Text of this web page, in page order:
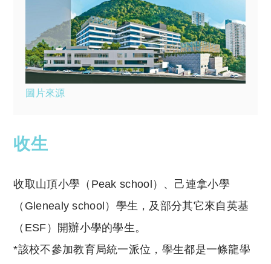
圖片來源
收生
收取山頂小學（Peak school）、己連拿小學
（Glenealy school）學生，及部分其它來自英基
（ESF）開辦小學的學生。
*該校不參加教育局統一派位，學生都是一條龍學